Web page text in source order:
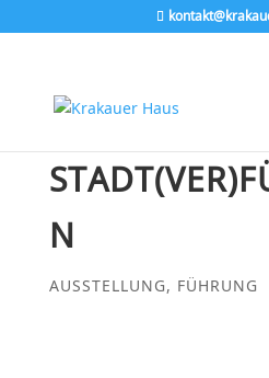
N
AUSSTELLUNG, FÜHRUNG